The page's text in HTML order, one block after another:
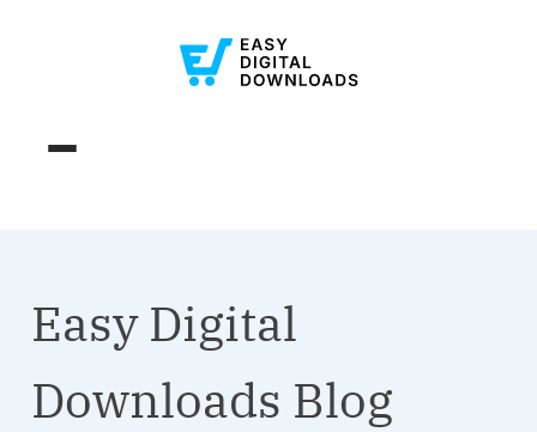
Easy Digital
Downloads Blog